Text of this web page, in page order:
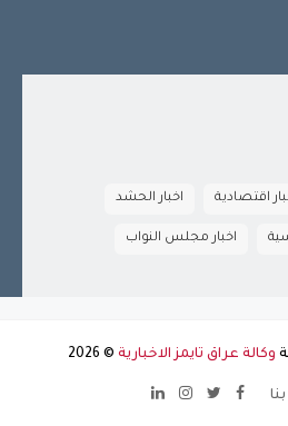
اقتصادية اخبار الحشد
اخبار مجلس النواب
وكالة عراق تايمز الاخبارية ©
2026